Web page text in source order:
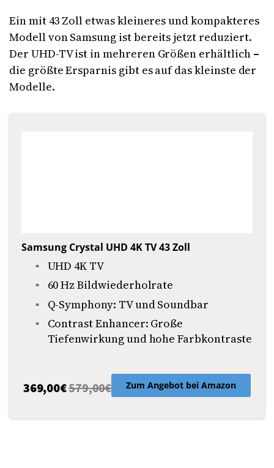
Ein mit 43 Zoll etwas kleineres und kompakteres
Modell von Samsung ist bereits jetzt reduziert.
Der UHD-TV ist in mehreren Größen erhältlich –
die größte Ersparnis gibt es auf das kleinste der
Modelle.
Samsung Crystal UHD 4K TV 43 Zoll
UHD 4K TV
60 Hz Bildwiederholrate
Q-Symphony: TV und Soundbar
Contrast Enhancer: Große
Tiefenwirkung und hohe Farbkontraste
369,00€579,00€ Zum Angebot bei Amazon